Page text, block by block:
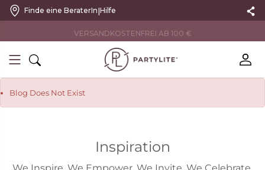
Finde eine BeraterIn|Hilfe
VERSANDKOSTENFREI AB 100 €
Blog Does Not Exist
Inspiration